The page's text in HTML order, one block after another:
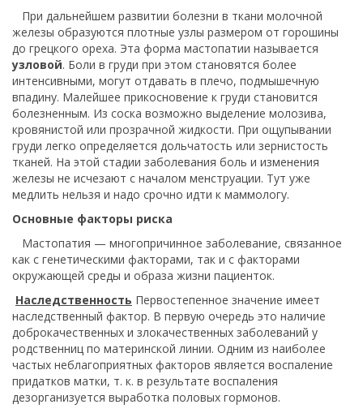
При дальнейшем развитии болезни в ткани молочной
железы образуются плотные узлы размером от горошины
до грецкого ореха. Эта форма мастопатии называется
узловой. Боли в груди при этом становятся более
интенсивными, могут отдавать в плечо, подмышечную
впадину. Малейшее прикосновение к груди становится
болезненным. Из соска возможно выделение молозива,
кровянистой или прозрачной жидкости. При ощупывании
груди легко определяется дольчатость или зернистость
тканей. На этой стадии заболевания боль и изменения
железы не исчезают с началом менструации. Тут уже
медлить нельзя и надо срочно идти к маммологу.
Основные факторы риска
Мастопатия — многопричинное заболевание, связанное
как с генетическими факторами, так и с факторами
окружающей среды и образа жизни пациенток.
Наследственность Первостепенное значение имеет
наследственный фактор. В первую очередь это наличие
доброкачественных и злокачественных заболеваний у
родственниц по материнской линии. Одним из наиболее
частых неблагоприятных факторов является воспаление
придатков матки, т. к. в результате воспаления
дезорганизуется выработка половых гормонов.